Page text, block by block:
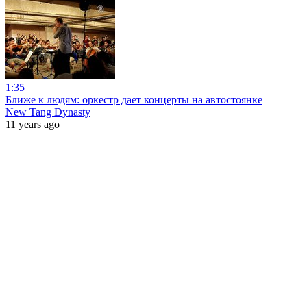
1:35
Ближе к людям: оркестр дает концерты на автостоянке
New Tang Dynasty
11 years ago